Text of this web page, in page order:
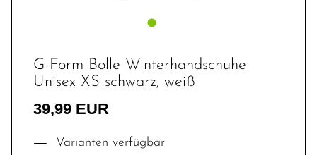
G-Form Bolle Winterhandschuhe
Unisex XS schwarz, weiß
39,99 EUR
Varianten verfügbar